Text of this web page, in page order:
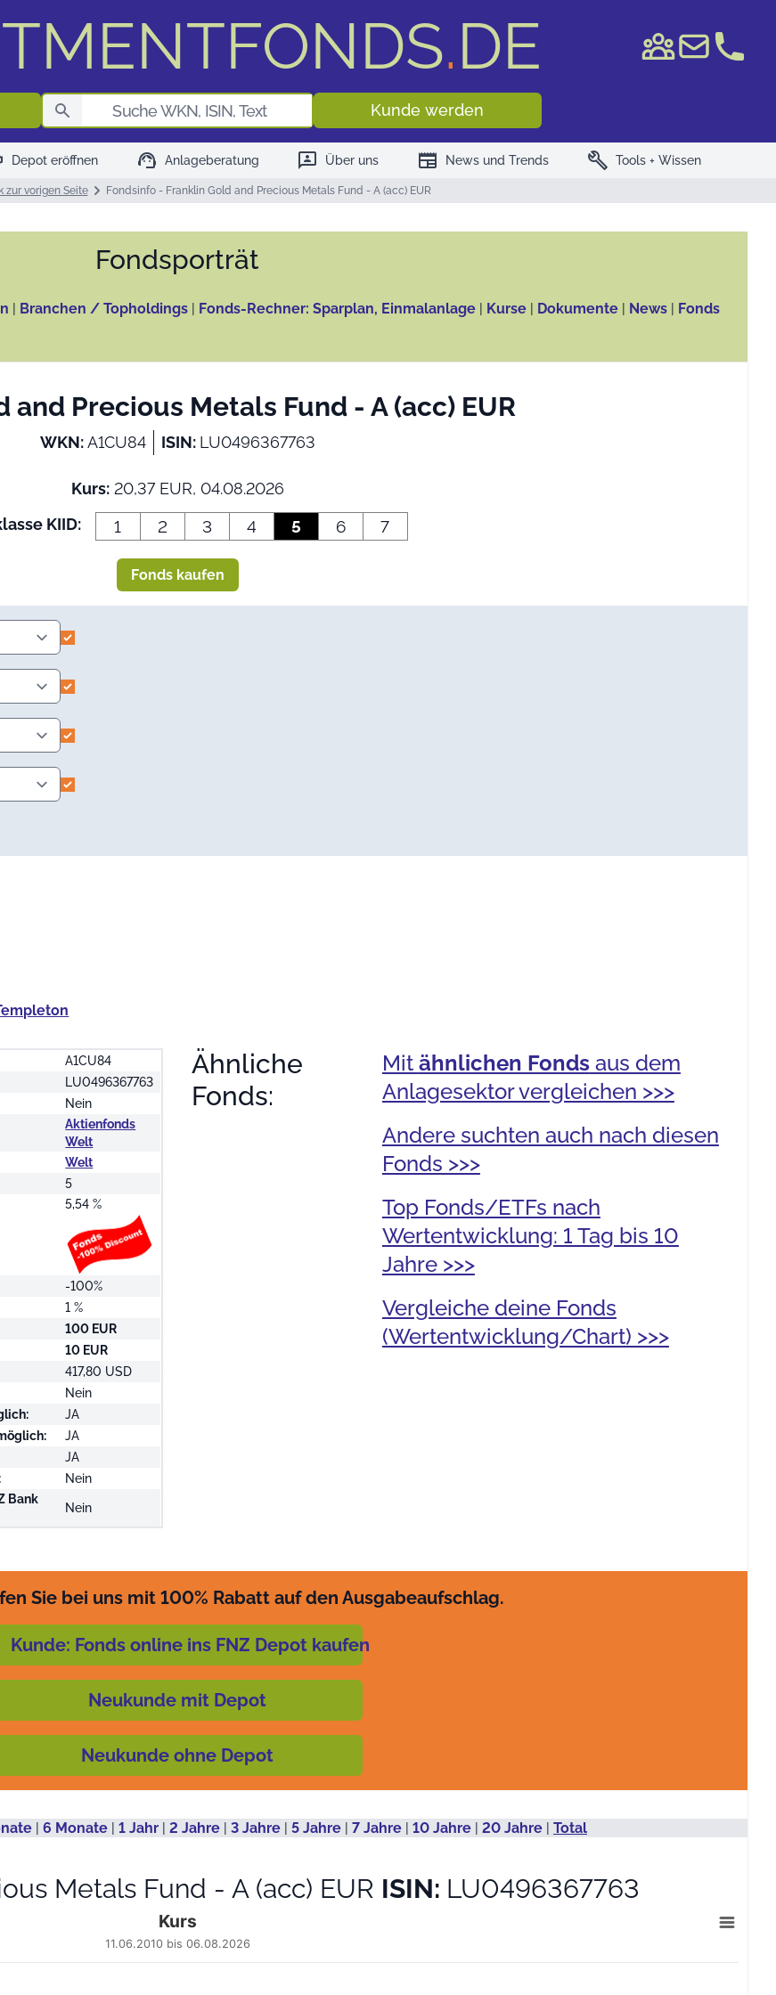
.DE
Fondssuche WKN/ISIN
Kunde werden
Depot eröffnen support_agent Anlageberatung 3p Über uns newspaper News und Trends build Tools + Wissen
zur vorigen Seite Fondsinfo - Franklin Gold and Precious Metals Fund - A (acc) EUR
Fonds­porträt
| Branchen / Topholdings | Fonds-Rechner: Sparplan, Einmalanlage | Kurse | Dokumente | News | Fonds
and Precious Metals Fund - A (acc) EUR
WKN:A1CU84 ISIN: LU0496367763
Kurs:20,37 EUR, 04.08.2026
KIID:
1 2 3 4 5 6 7
Fonds kaufen
A1CU84
LU0496367763
Nein
Aktienfonds
Welt
Welt
5
5,54 %
-100%
1 %
100 EUR
10 EUR
417,80 USD
Nein
JA
JA
JA
Nein
Bank
Nein
Ähnliche
Fonds:
Mit ähnlichen Fonds aus dem
Anlagesektor vergleichen >>>
Andere suchten auch nach diesen
Fonds >>>
Top Fonds/ETFs nach
Wertentwicklung: 1 Tag bis 10
Jahre >>>
Vergleiche deine Fonds
(Wertentwicklung/Chart) >>>
Sie bei uns mit 100% Rabatt auf den Ausgabeaufschlag.
Kunde: Fonds online ins FNZ Depot kaufen
Neukunde mit Depot
Neukunde ohne Depot
| 6 Monate | 1 Jahr | 2 Jahre | 3 Jahre | 5 Jahre | 7 Jahre | 10 Jahre | 20 Jahre | Total
Metals Fund - A (acc) EUR ISIN: LU0496367763
Kurs
11.06.2010 bis 06.08.2026